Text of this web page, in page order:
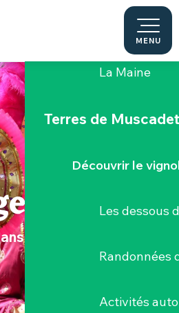
MENU
Le "Porte-
La Maine
Terres de Muscadet
Découvrir le
Les dessous
Randonnées
Activités
le Vignoble Nantais